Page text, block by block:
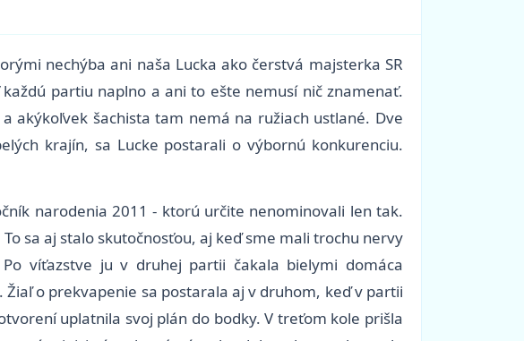
nechýba ani naša Lucka ako čerstvá majsterka SR
partiu naplno a ani to ešte nemusí nič znamenať.
akýkoľvek šachista tam nemá na ružiach ustlané. Dve
krajín, sa Lucke postarali o výbornú konkurenciu.
narodenia 2011 - ktorú určite nenominovali len tak.
sa aj stalo skutočnosťou, aj keď sme mali trochu nervy
víťazstve ju v druhej partii čakala bielymi domáca
o prekvapenie sa postarala aj v druhom, keď v partii
uplatnila svoj plán do bodky. V treťom kole prišla